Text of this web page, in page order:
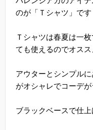
のが「Ｔシャツ」です
Ｔシャツは春夏は一
ても使えるのでオスス
アウターとシンプル
がオシャレでコーデ
ブラックベースで仕